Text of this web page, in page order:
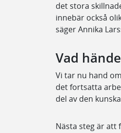
det stora
innebär också
säger Annika
Vad
Vi tar nu hand
det fortsatta
del av den
Nästa steg är att